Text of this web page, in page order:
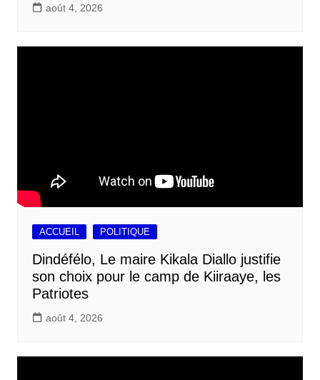
août 4, 2026
ACCUEIL POLITIQUE
Dindéfélo, Le maire Kikala Diallo justifie
son choix pour le camp de Kiiraaye, les
Patriotes
août 4, 2026